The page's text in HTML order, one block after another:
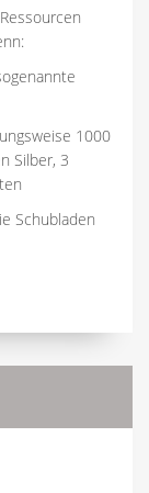
1000
Silber, 3
Schubladen